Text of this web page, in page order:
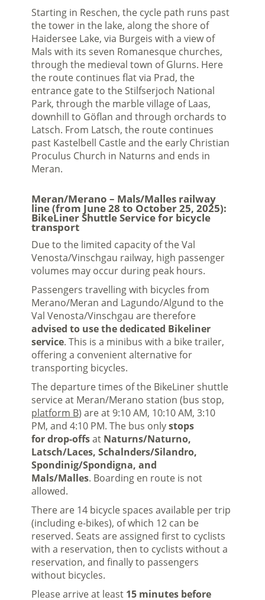
Starting in Reschen, the cycle path runs past
the tower in the lake, along the shore of
Haidersee Lake, via Burgeis with a view of
Mals with its seven Romanesque churches,
through the medieval town of Glurns. Here
the route continues flat via Prad, the
entrance gate to the Stilfserjoch National
Park, through the marble village of Laas,
downhill to Göflan and through orchards to
Latsch. From Latsch, the route continues
past Kastelbell Castle and the early Christian
Proculus Church in Naturns and ends in
Meran.
Meran/Merano – Mals/Malles railway
line (from June 28 to October 25, 2025):
BikeLiner Shuttle Service for bicycle
transport
Due to the limited capacity of the Val
Venosta/Vinschgau railway, high passenger
volumes may occur during peak hours.
Passengers travelling with bicycles from
Merano/Meran and Lagundo/Algund to the
Val Venosta/Vinschgau are therefore
advised to use the dedicated Bikeliner
service. This is a minibus with a bike trailer,
offering a convenient alternative for
transporting bicycles.
The departure times of the BikeLiner shuttle
service at Meran/Merano station (bus stop,
platform B) are at 9:10 AM, 10:10 AM, 3:10
PM, and 4:10 PM. The bus onlystops
for drop-offsat Naturns/Naturno,
Latsch/Laces, Schalnders/Silandro,
Spondinig/Spondigna, and
Mals/Malles. Boarding en route is not
allowed.
There are 14 bicycle spaces available per trip
(including e-bikes), of which 12 can be
reserved. Seats are assigned first to cyclists
with a reservation, then to cyclists without a
reservation, and finally to passengers
without bicycles.
Please arrive at least 15 minutes before